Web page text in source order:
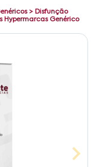
Paraíba
> Disfunção
Hypermarcas Genérico